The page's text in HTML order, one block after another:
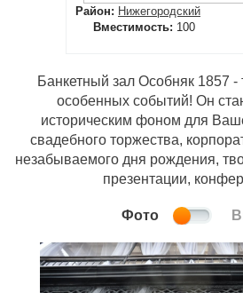
Район: Нижегородский
Вместимость: 100
Банкетный зал Особняк 1857 -
особенных событий! Он
историческим фоном для
свадебного торжества,
незабываемого дня рождения,
презентации,
Фото